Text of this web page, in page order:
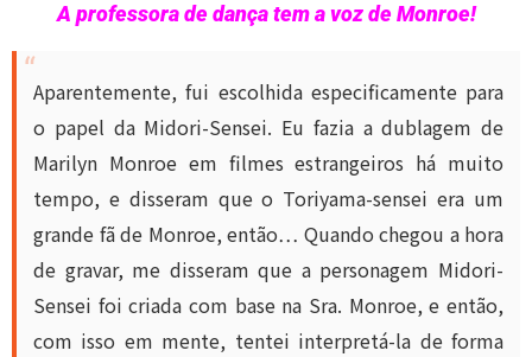
A professora de dança tem a voz de Monroe!
Aparentemente, fui escolhida especificamente para
o papel da Midori-Sensei. Eu fazia a dublagem de
Marilyn Monroe em filmes estrangeiros há muito
tempo, e disseram que o Toriyama-sensei era um
grande fã de Monroe, então… Quando chegou a hora
de gravar, me disseram que a personagem Midori-
Sensei foi criada com base na Sra. Monroe, e então,
com isso em mente, tentei interpretá-la de forma